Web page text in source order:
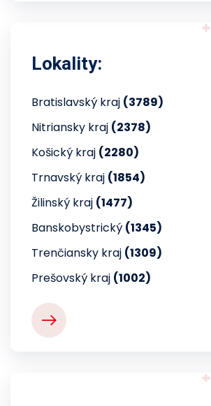
Lokality:
Bratislavský kraj (3789)
Nitriansky kraj (2378)
Košický kraj (2280)
Trnavský kraj (1854)
Žilinský kraj (1477)
Banskobystrický (1345)
Trenčiansky kraj (1309)
Prešovský kraj (1002)